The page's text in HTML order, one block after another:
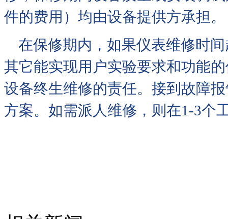
件的费用）均由设备提供方承担。
在保修期内，如果仪表维修时
其它能实现用户实验要求和功能
设备终生维修的责任。接到故障
方案。如需派人维修，则在1-3个